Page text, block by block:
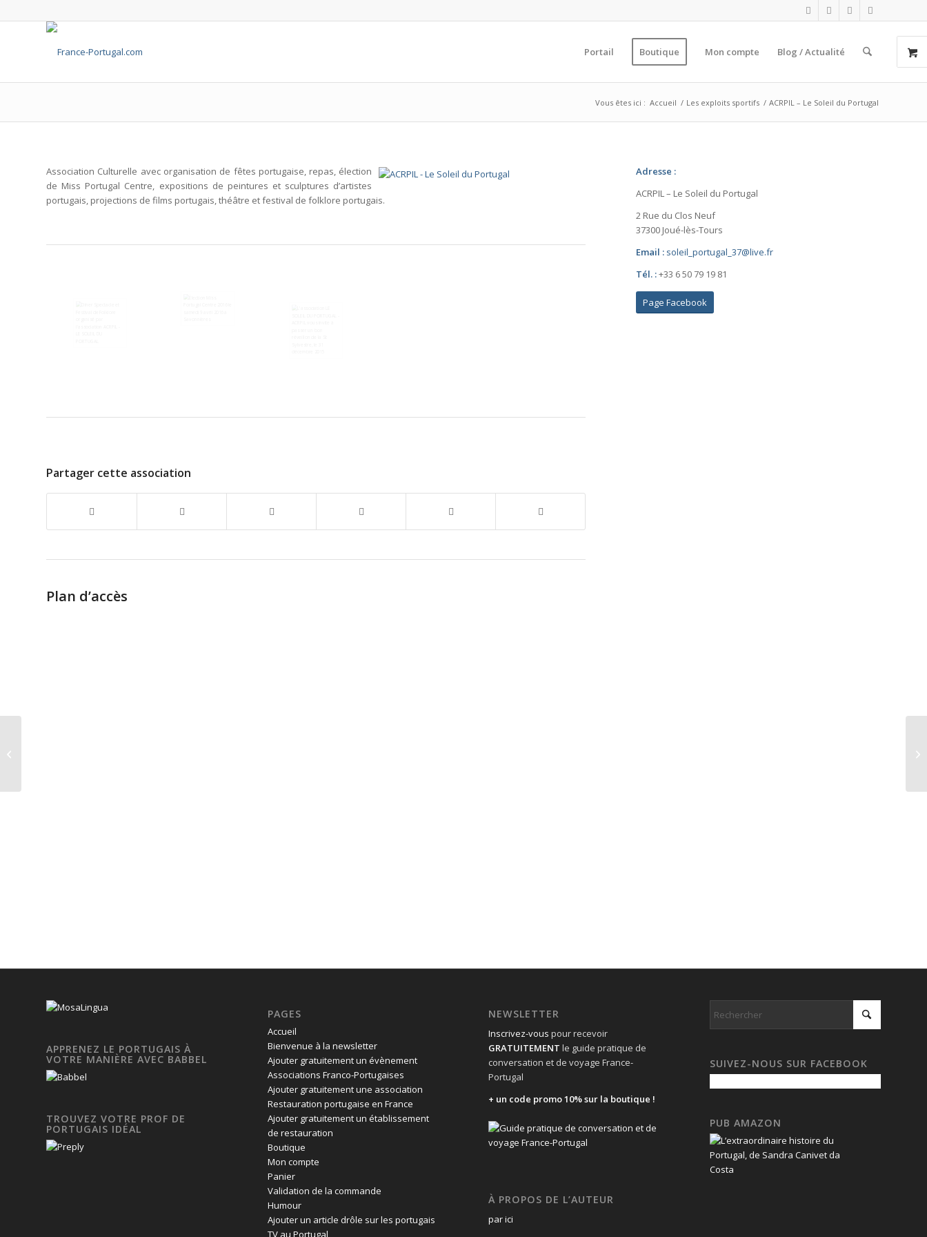
Portail Boutique Mon compte Blog / Actualité
Vous êtes ici : Accueil / Les exploits sportifs / ACRPIL – Le Soleil du Portugal
Association Culturelle avec organisation de fêtes portugaise, repas, élection
de Miss Portugal Centre, expositions de peintures et sculptures d’artistes
portugais, projections de films portugais, théâtre et festival de folklore portugais.
Partager cette association
Plan d’accès
Adresse :
ACRPIL – Le Soleil du Portugal
2 Rue du Clos Neuf
37300 Joué-lès-Tours
Email : soleil_portugal_37@live.fr
Tél. :+33 6 50 79 19 81
Page Facebook
APPRENEZ LE PORTUGAIS À
VOTRE MANIÈRE AVEC BABBEL
TROUVEZ VOTRE PROF DE
PORTUGAIS IDÉAL
PAGES
Accueil
Bienvenue à la newsletter
Ajouter gratuitement un évènement
Associations Franco-Portugaises
Ajouter gratuitement une association
Restauration portugaise en France
Ajouter gratuitement un établissement
de restauration
Boutique
Mon compte
Panier
Validation de la commande
Humour
Ajouter un article drôle sur les portugais
TV au Portugal
NEWSLETTER
Inscrivez-vous pour recevoir
GRATUITEMENT le guide pratique de
conversation et de voyage France-
Portugal
+ un code promo 10% sur la boutique !
À PROPOS DE L’AUTEUR
par ici
SUIVEZ-NOUS SUR FACEBOOK
PUB AMAZON